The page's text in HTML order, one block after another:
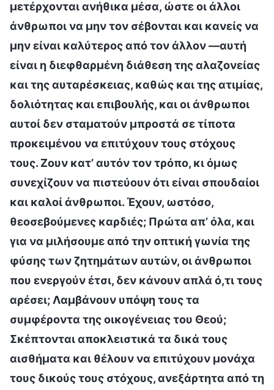
μετέρχονται ανήθικα μέσα, ώστε οι άλλοι
άνθρωποι να μην τον σέβονται και κανείς να
μην είναι καλύτερος από τον άλλον —αυτή
είναι η διεφθαρμένη διάθεση της αλαζονείας
και της αυταρέσκειας, καθώς και της ατιμίας,
δολιότητας και επιβουλής, και οι άνθρωποι
αυτοί δεν σταματούν μπροστά σε τίποτα
προκειμένου να επιτύχουν τους στόχους
τους. Ζουν κατ’ αυτόν τον τρόπο, κι όμως
συνεχίζουν να πιστεύουν ότι είναι σπουδαίοι
και καλοί άνθρωποι. Έχουν, ωστόσο,
θεοσεβούμενες καρδιές; Πρώτα απ’ όλα, και
για να μιλήσουμε από την οπτική γωνία της
φύσης των ζητημάτων αυτών, οι άνθρωποι
που ενεργούν έτσι, δεν κάνουν απλά ό,τι τους
αρέσει; Λαμβάνουν υπόψη τους τα
συμφέροντα της οικογένειας του Θεού;
Σκέπτονται αποκλειστικά τα δικά τους
αισθήματα και θέλουν να επιτύχουν μονάχα
τους δικούς τους στόχους, ανεξάρτητα από τη